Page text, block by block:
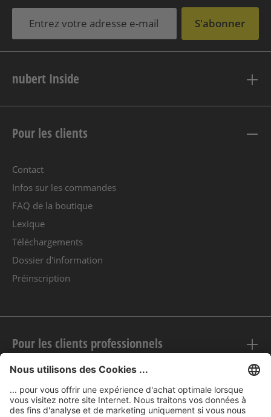
S'abonner
nubert Inside
Pour les clients
Contact
Infos sur les commandes
FAQ de la boutique
Lexique
Téléchargements
Dossier d'information
Préinscription
Pour les clients professionnels
Mentions légales